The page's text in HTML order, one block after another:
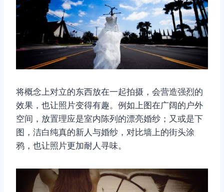
将概念上对立的东西放在一起拍摄，会营造强烈的
效果，也让照片变得有趣。例如上图在广阔的户外
空间，放置理应是室内陈列的漂亮婚纱；又或是下
图，洁白纯真的新人与婚纱，对比墙上的街头涂
鸦，也让照片更加耐人寻味。